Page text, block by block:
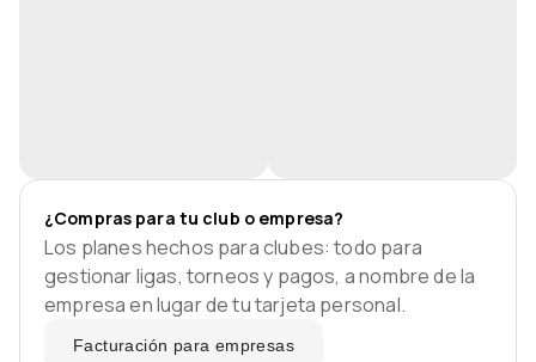
¿Compras para tu club o empresa?
Los planes hechos para clubes: todo para
gestionar ligas, torneos y pagos, a nombre de la
empresa en lugar de tu tarjeta personal.
Facturación para empresas